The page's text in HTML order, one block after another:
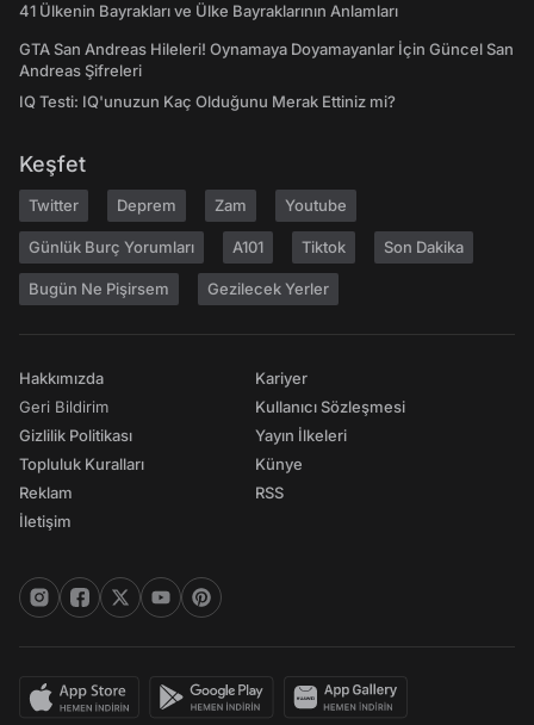
41 Ülkenin Bayrakları ve Ülke Bayraklarının Anlamları
GTA San Andreas Hileleri! Oynamaya Doyamayanlar İçin Güncel San
Andreas Şifreleri
IQ Testi: IQ'unuzun Kaç Olduğunu Merak Ettiniz mi?
Keşfet
Twitter Deprem Zam Youtube
Günlük Burç Yorumları A101 Tiktok Son Dakika
Bugün Ne Pişirsem Gezilecek Yerler
Hakkımızda
Geri Bildirim
Gizlilik Politikası
Topluluk Kuralları
Reklam
İletişim
Kariyer
Kullanıcı Sözleşmesi
Yayın İlkeleri
Künye
RSS